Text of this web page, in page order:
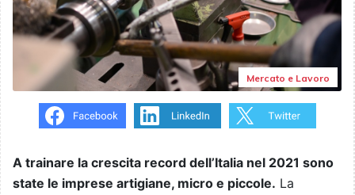
Mercato e Lavoro
A trainare la crescita record dell’Italia nel 2021 sono
state le imprese artigiane, micro e piccole. La